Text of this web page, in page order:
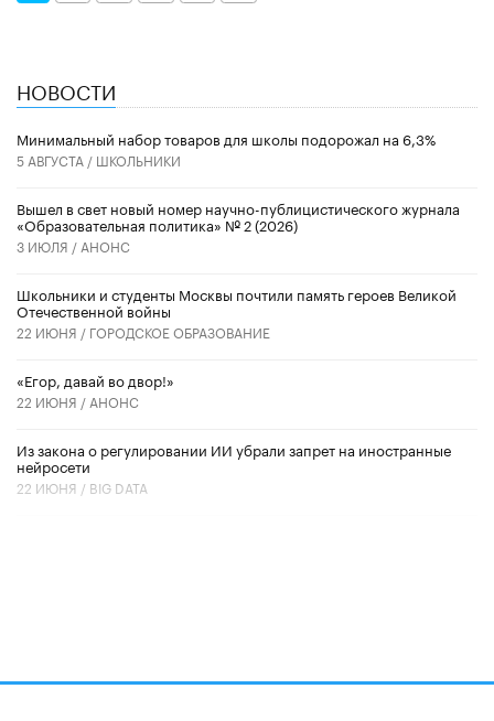
НОВОСТИ
Минимальный набор товаров для школы подорожал на 6,3%
5 АВГУСТА / ШКОЛЬНИКИ
Вышел в свет новый номер научно-публицистического журнала
«Образовательная политика» № 2 (2026)
3 ИЮЛЯ / АНОНС
Школьники и студенты Москвы почтили память героев Великой
Отечественной войны
22 ИЮНЯ / ГОРОДСКОЕ ОБРАЗОВАНИЕ
«Егор, давай во двор!»
22 ИЮНЯ / АНОНС
Из закона о регулировании ИИ убрали запрет на иностранные
нейросети
22 ИЮНЯ / BIG DATA